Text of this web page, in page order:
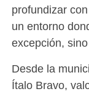
profundizar
un entorno
excepción,
Desde la
Ítalo Bravo,